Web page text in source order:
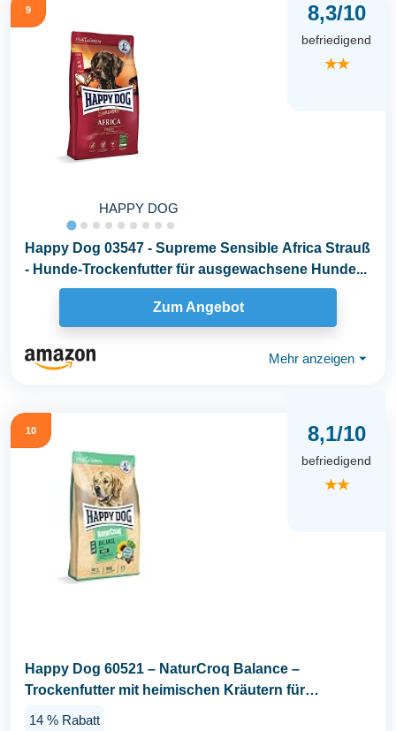
9
HAPPY DOG
8,3/10
befriedigend
★★
Happy Dog 03547 - Supreme Sensible Africa Strauß
- Hunde-Trockenfutter für ausgewachsene Hunde...
Zum Angebot
Mehr anzeigen ⏷
10 8,1/10
befriedigend
★★
Happy Dog 60521 – NaturCroq Balance –
Trockenfutter mit heimischen Kräutern für
14 % Rabatt